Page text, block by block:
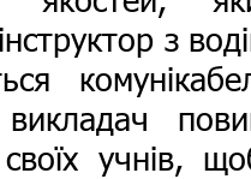
з
учнів,